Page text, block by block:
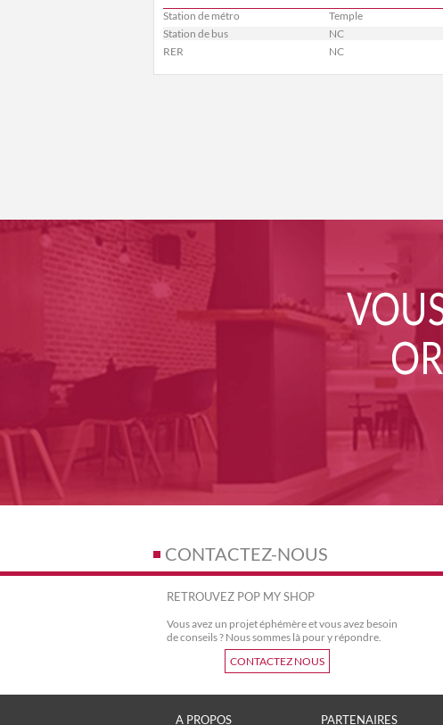
Station de métro
Temple
Station de bus
NC
RER
NC
CONTACTEZ-NOUS
RETROUVEZ POP MY SHOP
Vous avez un projet éphémère et vous avez besoin
de conseils ? Nous sommes là pour y répondre.
CONTACTEZ NOUS
A PROPOS PARTENAIRES